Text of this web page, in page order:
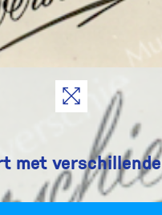
met verschillende